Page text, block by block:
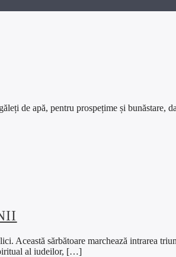
de apă, pentru prospețime și bunăstare,
Această sărbătoare marchează intrarea
al iudeilor, […]